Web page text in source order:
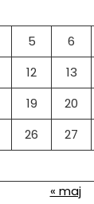
5 6
12 13
19 20
26 27
« maj